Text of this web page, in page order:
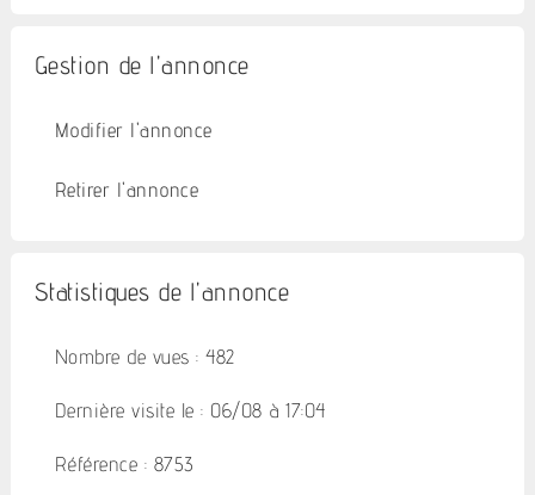
Gestion de l'annonce
Modifier l'annonce
Retirer l'annonce
Statistiques de l'annonce
Nombre de vues : 482
Dernière visite le : 06/08 à 17:04
Référence : 8753